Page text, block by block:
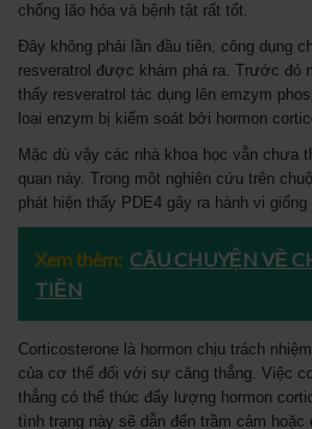
chống lão hóa và bệnh tật rất tốt.
Đây không phải lần đầu tiên, công dụng
resveratrol được khám phá ra. Trước đó
thấy resveratrol tác dụng lên emzym
loại enzym bị kiểm soát bởi hormon
Mặc dù vậy các nhà khoa học vẫn chưa
quan này. Trong một nghiên cứu trên
phát hiện thấy PDE4 gây ra hành vi
Xem thêm: CÂU CHUYỆN VỀ
TIỀN
Corticosterone là hormon chịu trách
của cơ thể đối với sự căng thẳng. Việc
thẳng có thể thúc đẩy lượng hormon
tình trạng này sẽ dẫn đến trầm cảm hoặc